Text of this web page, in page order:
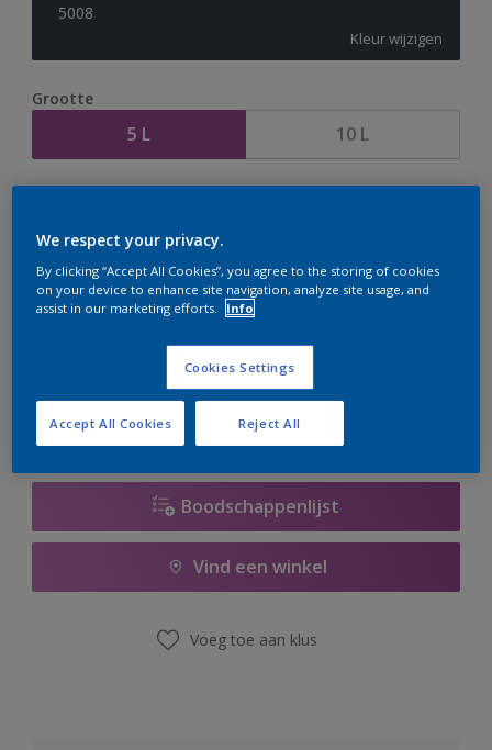
5008
Kleur wijzigen
Grootte
5 L 10 L
Op dit moment is het niet mogelijk dit product online
te bestellen. Houd de website in de gaten, we werken
er hard aan om de voorraad aan te vullen.
Boodschappenlijst
Vind een winkel
Voeg toe aan klus
We respect your privacy.
By clicking “Accept All Cookies”, you agree to the storing of cookies
on your device to enhance site navigation, analyze site usage, and
assist in our marketing efforts.
Info
Cookies Settings
Reject All
Accept All Cookies